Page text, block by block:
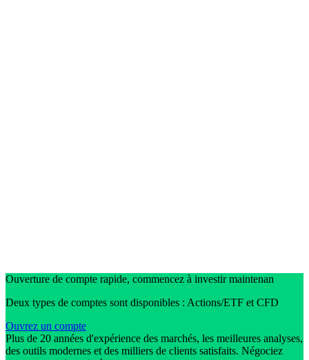
Ouverture de compte rapide, commencez à investir maintenan
Deux types de comptes sont disponibles : Actions/ETF et CFD
Ouvrez un compte
Plus de 20 années d'expérience des marchés, les meilleures analyses,
des outils modernes et des milliers de clients satisfaits. Négociez